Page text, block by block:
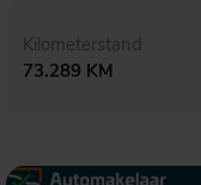
Kilometerstand
73.289 KM